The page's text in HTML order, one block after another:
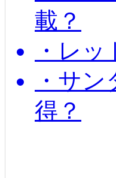
載？
・レ
・サ
得？